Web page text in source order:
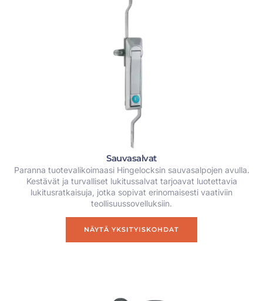
Sauvasalvat
Paranna tuotevalikoimaasi Hingelocksin sauvasalpojen avulla.
Kestävät ja turvalliset lukitussalvat tarjoavat luotettavia
lukitusratkaisuja, jotka sopivat erinomaisesti vaativiin
teollisuussovelluksiin.
NÄYTÄ YKSITYISKOHDAT